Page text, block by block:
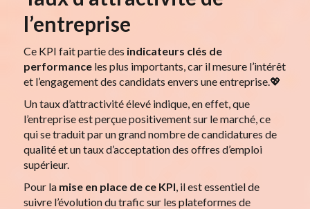
l’entreprise
Ce KPI fait partie des indicateurs clés de
performanceles plus importants, car il mesure l’intérêt
et l’engagement des candidats envers une entreprise.💖
Un taux d’attractivité élevé indique, en effet, que
l’entreprise est perçue positivement sur le marché, ce
qui se traduit par un grand nombre de candidatures de
qualité et un taux d’acceptation des offres d’emploi
supérieur.
Pour la mise en place de ce KPI , il est essentiel de
suivre l’évolution du trafic sur les plateformes de